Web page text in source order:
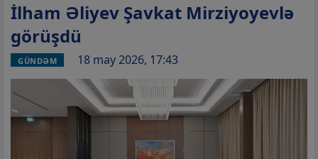
İlham Əliyev Şavkat Mirziyoyevlə
görüşdü
GÜNDƏM 18 may 2026, 17:43